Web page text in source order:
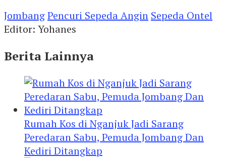
JombangPencuri Sepeda Angin Sepeda Ontel
Editor: Yohanes
Berita Lainnya
Rumah Kos di Nganjuk Jadi Sarang
Peredaran Sabu, Pemuda Jombang Dan
Kediri Ditangkap